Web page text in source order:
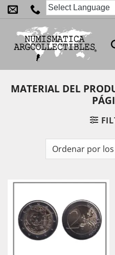
Saltar
al
contenido
MATERIAL DEL